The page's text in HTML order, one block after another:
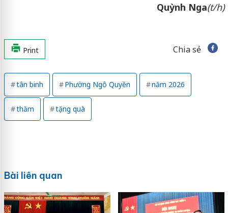
Quỳnh Nga(t/h)
Print Chia sẻ
tân binh Phường Ngô Quyền năm 2026
thăm tặng quà
Bài liên quan